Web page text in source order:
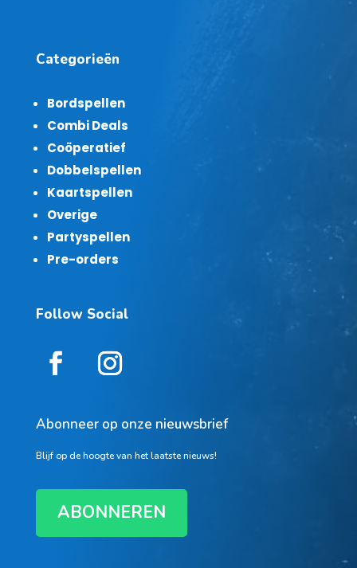
Categorieën
Bordspellen
Combi Deals
Coöperatief
Dobbelspellen
Kaartspellen
Overige
Partyspellen
Pre-orders
Follow Social
Abonneer op onze nieuwsbrief
Blijf op de hoogte van het laatste nieuws!
ABONNEREN